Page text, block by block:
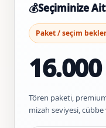
💰Seçiminize
Paket / seçim
Tören paketi,
mizah seviyesi,